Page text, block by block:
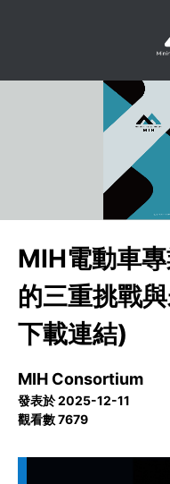
MIH電動車
的三重挑戰
下載連結)
MIH Consortium
發表於 2025-12-11
觀看數 7679